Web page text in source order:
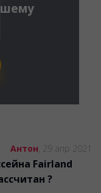
Антон, 29 апр 2021
Fairland
?